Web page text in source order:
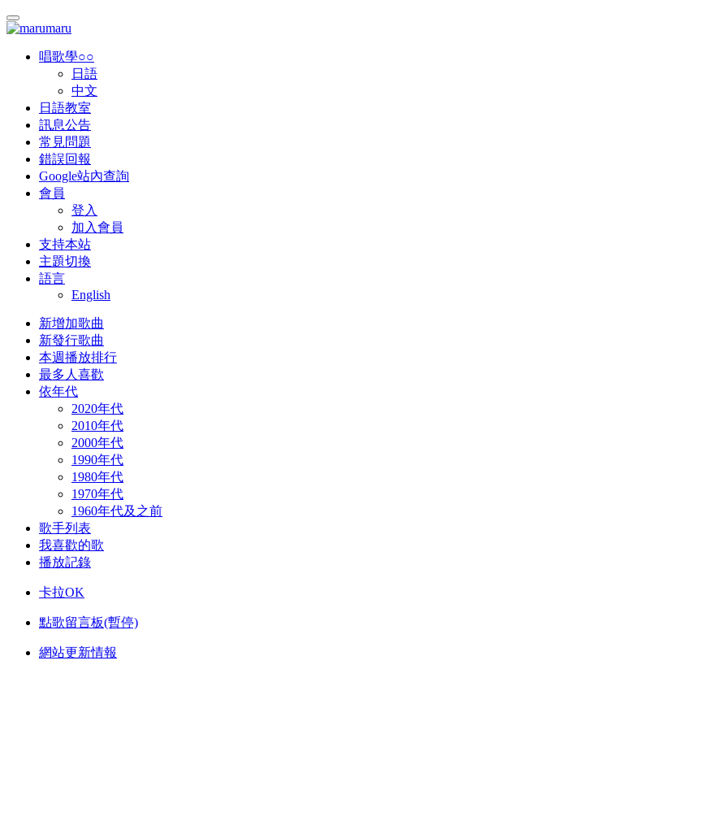
唱歌學○○
日語
中文
日語教室
訊息公告
常見問題
錯誤回報
Google站內查詢
會員
登入
加入會員
支持本站
主題切換
語言
English
新增加歌曲
新發行歌曲
本週播放排行
最多人喜歡
依年代
2020年代
2010年代
2000年代
1990年代
1980年代
1970年代
1960年代及之前
歌手列表
我喜歡的歌
播放記錄
卡拉OK
點歌留言板(暫停)
網站更新情報